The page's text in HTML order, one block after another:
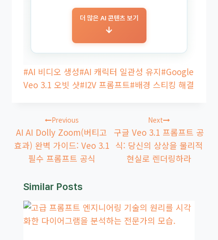
더 많은 AI 콘텐츠 보기
→
Post
Tags:
#AI 비디오 생성#AI 캐릭터 일관성 유지#Google
Veo 3.1 오빗 샷#I2V 프롬프트#배경 스티킹 해결
탐
색
Previous
AI AI Dolly Zoom(버티고
효과) 완벽 가이드: Veo 3.1
필수 프롬프트 공식
Next
구글 Veo 3.1 프롬프트 공
식: 당신의 상상을 물리적
현실로 렌더링하라
Similar Posts